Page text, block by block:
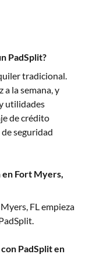
PadSplit?
tradicional.
a la semana, y
utilidades
de crédito
seguridad
en Fort Myers,
FLempieza
PadSplit en